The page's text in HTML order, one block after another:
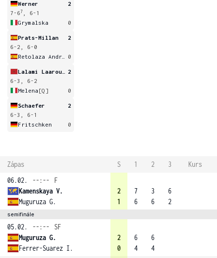
Werner
2
7-67
, 6-1
Grymalska
0
Prats-Millan
2
6-2, 6-0
0
2
6-3, 6-2
Melena [Q] 0
Schaefer
2
6-3, 6-1
Fritschken
0
Zápas S 1 2 3
Kurs
06.02.
--:--
F
Kamenskaya V.
Muguruza G.
2
1
7
6
3
6
6
2
semifinále
05.02. --:--
SF
Muguruza G.
Ferrer-Suarez I.
2
0
6
4
6
4